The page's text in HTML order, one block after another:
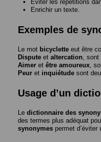
Eviter les répétitions
Enrichir un texte.
Exemples de
Le mot bicyclette eut être
Dispute et altercation ,
Aimer et être amoureux ,
Peur et inquiétude sont
Usage d’un
Le dictionnaire des
des termes plus adéquat
synonymes permet